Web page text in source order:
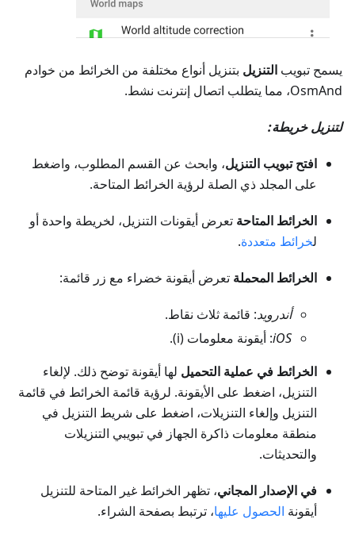
يسمح تبويب التنزيل بتنزيل أنواع مختلفة من الخرائط من خوادم
OsmAnd، مما يتطلب اتصال إنترنت نشط.
لتنزيل خريطة:
افتح تبويب التنزيل، وابحث عن القسم المطلوب، واضغط
على المجلد ذي الصلة لرؤية الخرائط المتاحة.
الخرائط المتاحة تعرض أيقونات التنزيل، لخريطة واحدة أو
لخرائط متعددة.
الخرائط المحملة تعرض أيقونة خضراء مع زر قائمة:
أندرويد: قائمة ثلاث نقاط.
iOS: أيقونة معلومات (i).
الخرائط في عملية التحميل لها أيقونة توضح ذلك. لإلغاء
التنزيل، اضغط على الأيقونة. لرؤية قائمة الخرائط في قائمة
التنزيل وإلغاء التنزيلات، اضغط على شريط التنزيل في
منطقة معلومات ذاكرة الجهاز في تبويبي التنزيلات
والتحديثات.
في الإصدار المجاني، تظهر الخرائط غير المتاحة للتنزيل
أيقونة الحصول عليها، ترتبط بصفحة الشراء.